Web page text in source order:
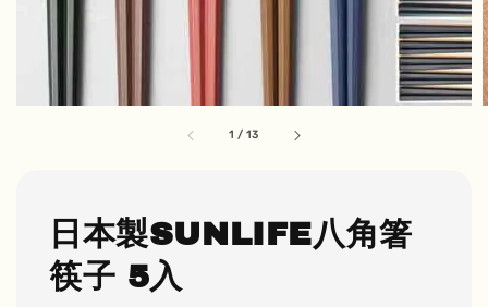
1 /13
日本製SUNLIFE八角箸
筷子 5入